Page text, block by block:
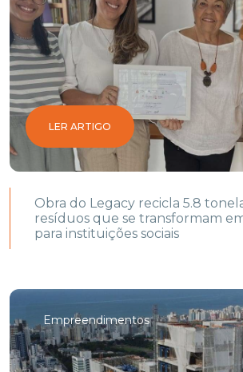
LER ARTIGO
Obra do Legacy recicla 5.8
resíduos que se transformam
para instituições sociais
Empreendimentos